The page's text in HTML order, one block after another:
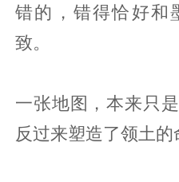
错的，错得恰好和
致。
一张地图，本来只
反过来塑造了领土的